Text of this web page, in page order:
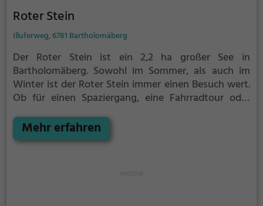
Roter Stein
Illuferweg, 6781 Bartholomäberg
Der Roter Stein ist ein 2,2 ha großer See in
Bartholomäberg. Sowohl im Sommer, als auch im
Winter ist der Roter Stein immer einen Besuch wert.
Ob für einen Spaziergang, eine Fahrradtour oder
bietet zahlreiche Möglichkeiten für
Freizeitaktivitäten.
Mehr erfahren